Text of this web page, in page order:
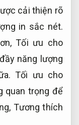
cải thiện rõ
in sắc nét.
Tối ưu cho
năng lượng
Tối ưu cho
quan trọng để
Tương thích